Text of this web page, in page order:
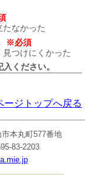
ージトップへ戻る
本丸町577番地
83-2203